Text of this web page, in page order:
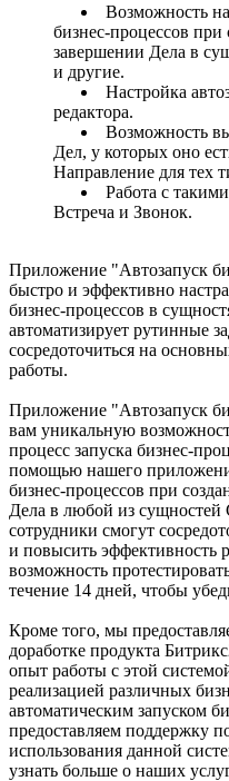
Возможность
бизнес-процессов
завершении Дела в
и другие.
Настройка
редактора.
Возможность
Дел, у которых оно
Направление для тех
Работа с
Встреча и Звонок.
Приложение "Автозапуск
быстро и эффективно
бизнес-процессов в
автоматизирует рутинные
сосредоточиться на
работы.
Приложение "Автозапуск
вам уникальную
процесс запуска бизнес-
помощью нашего
бизнес-процессов при
Дела в любой из сущностей
сотрудники смогут
и повысить эффективность
возможность
течение 14 дней, чтобы
Кроме того, мы
доработке продукта
опыт работы с этой
реализацией различных
автоматическим запуском
предоставляем поддержку
использования данной
узнать больше о наших